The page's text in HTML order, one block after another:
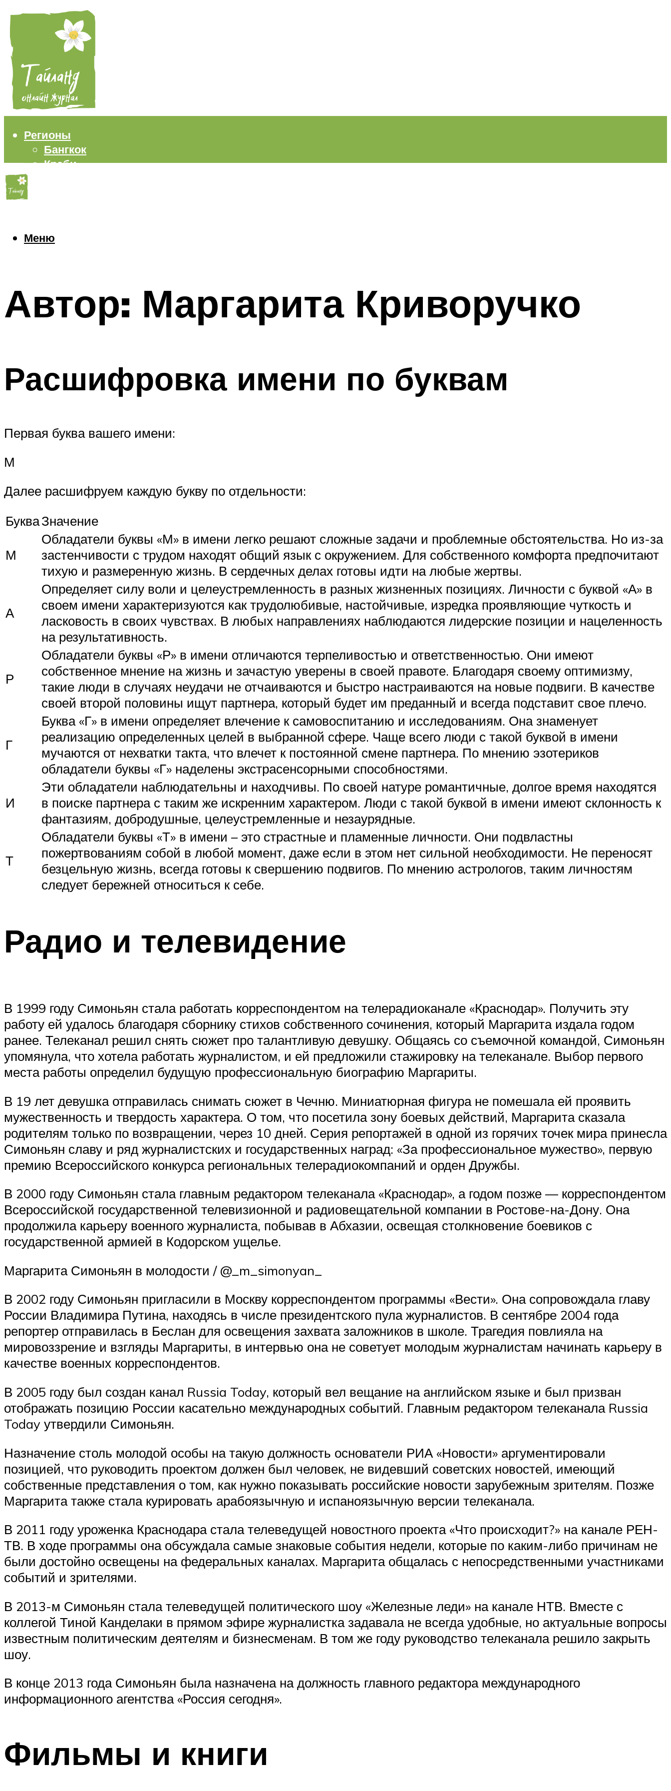
Регионы
Бангкок
Краби
Еда
Меню
Меню
Автор: Маргарита Криворучко
Расшифровка имени по буквам
Первая буква вашего имени:
М
Далее расшифруем каждую букву по отдельности:
БукваЗначение
М
Обладатели буквы «М» в имени легко решают сложные задачи и проблемные обстоятельства. Но из-за
застенчивости с трудом находят общий язык с окружением. Для собственного комфорта предпочитают
тихую и размеренную жизнь. В сердечных делах готовы идти на любые жертвы.
А
Определяет силу воли и целеустремленность в разных жизненных позициях. Личности с буквой «А» в
своем имени характеризуются как трудолюбивые, настойчивые, изредка проявляющие чуткость и
ласковость в своих чувствах. В любых направлениях наблюдаются лидерские позиции и нацеленность
на результативность.
Р
Обладатели буквы «Р» в имени отличаются терпеливостью и ответственностью. Они имеют
собственное мнение на жизнь и зачастую уверены в своей правоте. Благодаря своему оптимизму,
такие люди в случаях неудачи не отчаиваются и быстро настраиваются на новые подвиги. В качестве
своей второй половины ищут партнера, который будет им преданный и всегда подставит свое плечо.
Г
Буква «Г» в имени определяет влечение к самовоспитанию и исследованиям. Она знаменует
реализацию определенных целей в выбранной сфере. Чаще всего люди с такой буквой в имени
мучаются от нехватки такта, что влечет к постоянной смене партнера. По мнению эзотериков
обладатели буквы «Г» наделены экстрасенсорными способностями.
И
Эти обладатели наблюдательны и находчивы. По своей натуре романтичные, долгое время находятся
в поиске партнера с таким же искренним характером. Люди с такой буквой в имени имеют склонность к
фантазиям, добродушные, целеустремленные и незаурядные.
Т
Обладатели буквы «Т» в имени – это страстные и пламенные личности. Они подвластны
пожертвованиям собой в любой момент, даже если в этом нет сильной необходимости. Не переносят
безцельную жизнь, всегда готовы к свершению подвигов. По мнению астрологов, таким личностям
следует бережней относиться к себе.
Радио и телевидение
В 1999 году Симоньян стала работать корреспондентом на телерадиоканале «Краснодар». Получить эту
работу ей удалось благодаря сборнику стихов собственного сочинения, который Маргарита издала годом
ранее. Телеканал решил снять сюжет про талантливую девушку. Общаясь со съемочной командой, Симоньян
упомянула, что хотела работать журналистом, и ей предложили стажировку на телеканале. Выбор первого
места работы определил будущую профессиональную биографию Маргариты.
В 19 лет девушка отправилась снимать сюжет в Чечню. Миниатюрная фигура не помешала ей проявить
мужественность и твердость характера. О том, что посетила зону боевых действий, Маргарита сказала
родителям только по возвращении, через 10 дней. Серия репортажей в одной из горячих точек мира принесла
Симоньян славу и ряд журналистских и государственных наград: «За профессиональное мужество», первую
премию Всероссийского конкурса региональных телерадиокомпаний и орден Дружбы.
В 2000 году Симоньян стала главным редактором телеканала «Краснодар», а годом позже — корреспондентом
Всероссийской государственной телевизионной и радиовещательной компании в Ростове-на-Дону. Она
продолжила карьеру военного журналиста, побывав в Абхазии, освещая столкновение боевиков с
государственной армией в Кодорском ущелье.
Маргарита Симоньян в молодости / @_m_simonyan_
В 2002 году Симоньян пригласили в Москву корреспондентом программы «Вести». Она сопровождала главу
России Владимира Путина, находясь в числе президентского пула журналистов. В сентябре 2004 года
репортер отправилась в Беслан для освещения захвата заложников в школе. Трагедия повлияла на
мировоззрение и взгляды Маргариты, в интервью она не советует молодым журналистам начинать карьеру в
качестве военных корреспондентов.
В 2005 году был создан канал Russia Today, который вел вещание на английском языке и был призван
отображать позицию России касательно международных событий. Главным редактором телеканала Russia
Today утвердили Симоньян.
Назначение столь молодой особы на такую должность основатели РИА «Новости» аргументировали
позицией, что руководить проектом должен был человек, не видевший советских новостей, имеющий
собственные представления о том, как нужно показывать российские новости зарубежным зрителям. Позже
Маргарита также стала курировать арабоязычную и испаноязычную версии телеканала.
В 2011 году уроженка Краснодара стала телеведущей новостного проекта «Что происходит?» на канале РЕН-
ТВ. В ходе программы она обсуждала самые знаковые события недели, которые по каким-либо причинам не
были достойно освещены на федеральных каналах. Маргарита общалась с непосредственными участниками
событий и зрителями.
В 2013-м Симоньян стала телеведущей политического шоу «Железные леди» на канале НТВ. Вместе с
коллегой Тиной Канделаки в прямом эфире журналистка задавала не всегда удобные, но актуальные вопросы
известным политическим деятелям и бизнесменам. В том же году руководство телеканала решило закрыть
шоу.
В конце 2013 года Симоньян была назначена на должность главного редактора международного
информационного агентства «Россия сегодня».
Фильмы и книги